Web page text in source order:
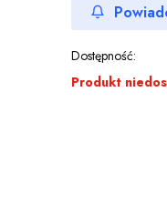
Dostępność:
Produkt